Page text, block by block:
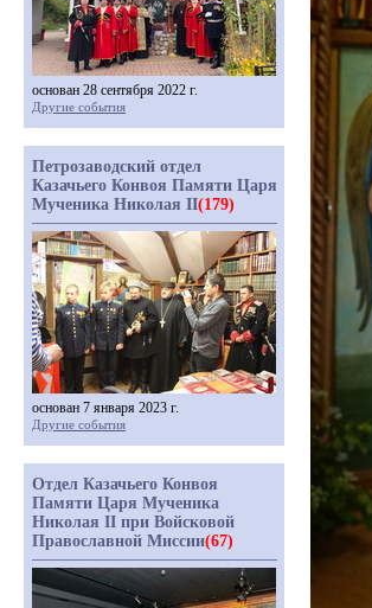
основан 28 сентября 2022 г.
Другие события
Петрозаводский отдел
Казачьего Конвоя Памяти Царя
Мученика Николая II(179)
основан 7 января 2023 г.
Другие события
Отдел Казачьего Конвоя
Памяти Царя Мученика
Николая II при Войсковой
Православной Миссии(67)